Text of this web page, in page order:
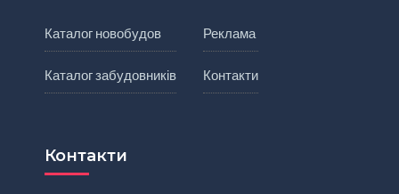
Каталог новобудов
Каталог забудовників
Реклама
Контакти
Контакти